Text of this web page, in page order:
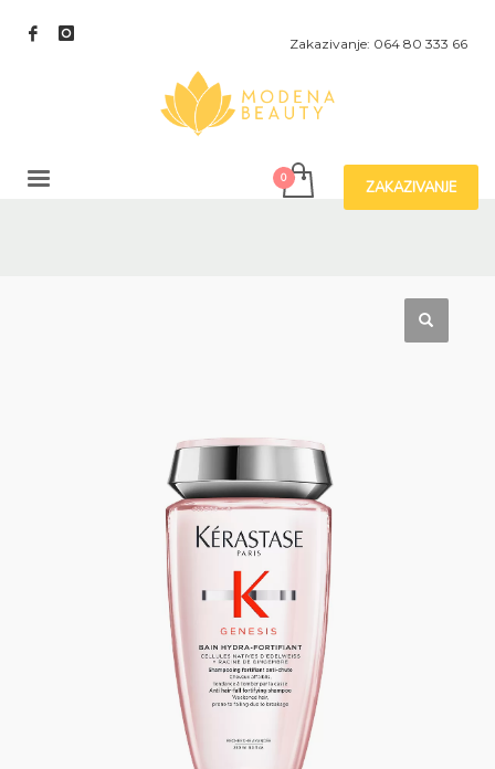
Zakazivanje: 064 80 333 66
ZAKAZIVANJE